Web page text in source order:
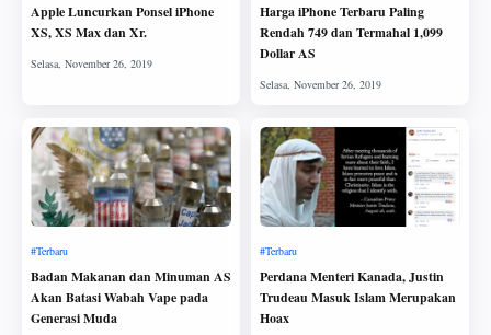
Apple Luncurkan Ponsel iPhone
XS, XS Max dan Xr.
Harga iPhone Terbaru Paling
Rendah 749 dan Termahal 1,099
Dollar AS
Badan Makanan dan Minuman AS
Akan Batasi Wabah Vape pada
Generasi Muda
Perdana Menteri Kanada, Justin
Trudeau Masuk Islam Merupakan
Hoax